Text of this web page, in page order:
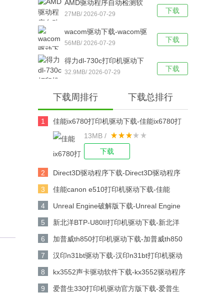
下载
AMD驱动程序自动检测软
件下载-AMD驱动程序自动
检测工具 v19.12.1 官方最
27MB/ 2026-07-29
下载
wacom驱动下载-wacom驱
动 v6.3.30 官方绿色版下载
56MB/ 2026-07-29
下载
得力dl-730c打印机驱动下
载-得力dl-730c条码打印机
32.9MB/ 2026-07-29
下载周排行 下载总排行
1
佳能ix6780打印机驱动下载-佳能ix6780打
印机驱动 v2.75 官方版下载
13MB /
下载
2
Direct3D驱动程序下载-Direct3D驱动程序
v2021下载
3
佳能canon e510打印机驱动下载-佳能
canon e510打印机驱动 V1.0 官方版下载
4
Unreal Engine破解版下载-Unreal Engine
V4.25.0中文版下载
5
新北洋BTP-U80II打印机驱动下载-新北洋
BTP-U80II打印机驱动 v1.01官方版下载
6
加普威th850打印机驱动下载-加普威th850
打印机驱动v7.0.1.0 官方版下载
7
汉印n31bt驱动下载-汉印n31bt打印机驱动
电脑版下载
8
kx3552声卡驱动软件下载-kx3552驱动程序
工具v5.15.18.1160 官方版下载
9
爱普生330打印机驱动官方版下载-爱普生